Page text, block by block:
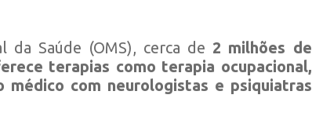
da Saúde (OMS), cerca de 2 milhões de
terapias como terapia ocupacional,
com neurologistas e psiquiatras